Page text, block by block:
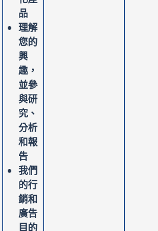
品
理解
您的
興
趣，
並參
與研
究、
分析
和報
告
我們
的行
銷和
廣告
目的